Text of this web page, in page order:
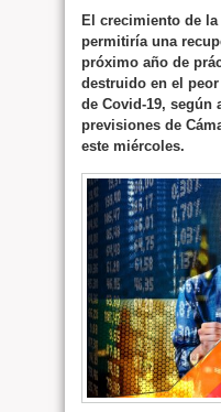
El crecimiento de
permitiría una
próximo año de
destruido en el
de Covid-19, según
previsiones de
este miércoles.